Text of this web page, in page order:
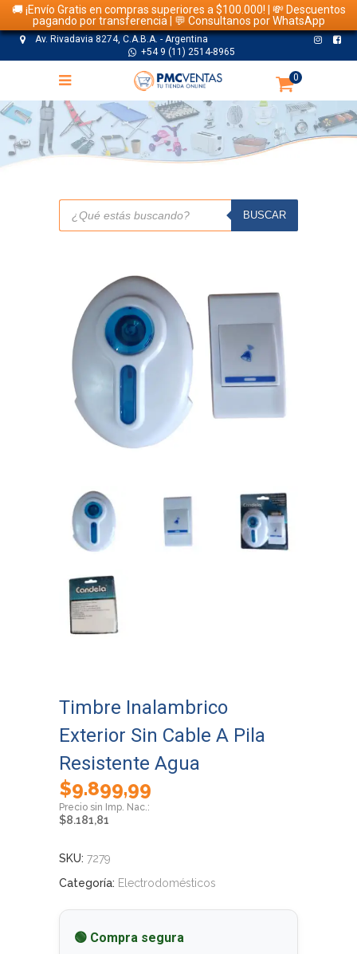
🚚 ¡Envío Gratis en compras superiores a $100.000! | 💸 Descuentos
pagando por transferencia | 💬 Consultanos por WhatsApp
Av. Rivadavia 8274, C.A.B.A. - Argentina
+54 9 (11) 2514-8965
0
TIENDA
Búsqueda
productos
BUSCAR
Timbre Inalambrico
Exterior Sin Cable A Pila
Resistente Agua
$9.899,99
$8.181,81
SKU: 7279
Categoría: Electrodomésticos
🟢 Compra segura